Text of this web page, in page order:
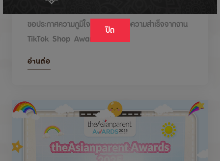
ปิด
Awards 2026
ขอประกาศความภูมิใจกับรางวัลแห่งความสำเร็จจากงาน
TikTok Shop Awards 2026
อ่านต่อ